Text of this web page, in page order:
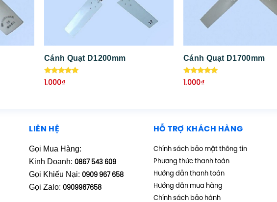
Cánh Quạt D1200mm
Được xếp
hạng
1.000₫
Cánh Quạt D1700mm
Được xếp
hạng
1.000₫
LIÊN HỆ
Gọi Mua Hàng:
Kinh Doanh: 0867 543 609
Gọi Khiếu Nại:0909 967 658
Gọi Zalo:0909967658
HỖ TRỢ KHÁCH HÀNG
Chính sách bảo mật thông tin
Phương thức thanh toán
Hướng dẫn thanh toán
Hướng dẫn mua hàng
Chính sách bảo hành